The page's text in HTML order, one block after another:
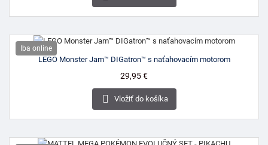
Iba online
LEGO Monster Jam™ DIGatron™ s naťahovacím motorom
Cena
29,95 €
 Vložiť do košíka